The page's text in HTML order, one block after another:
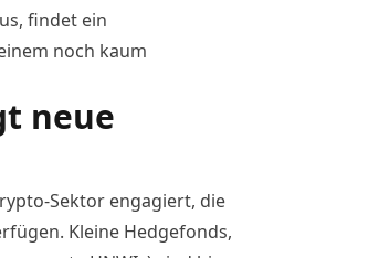
findet ein
noch kaum
neue
Sektor engagiert, die
Kleine Hedgefonds,